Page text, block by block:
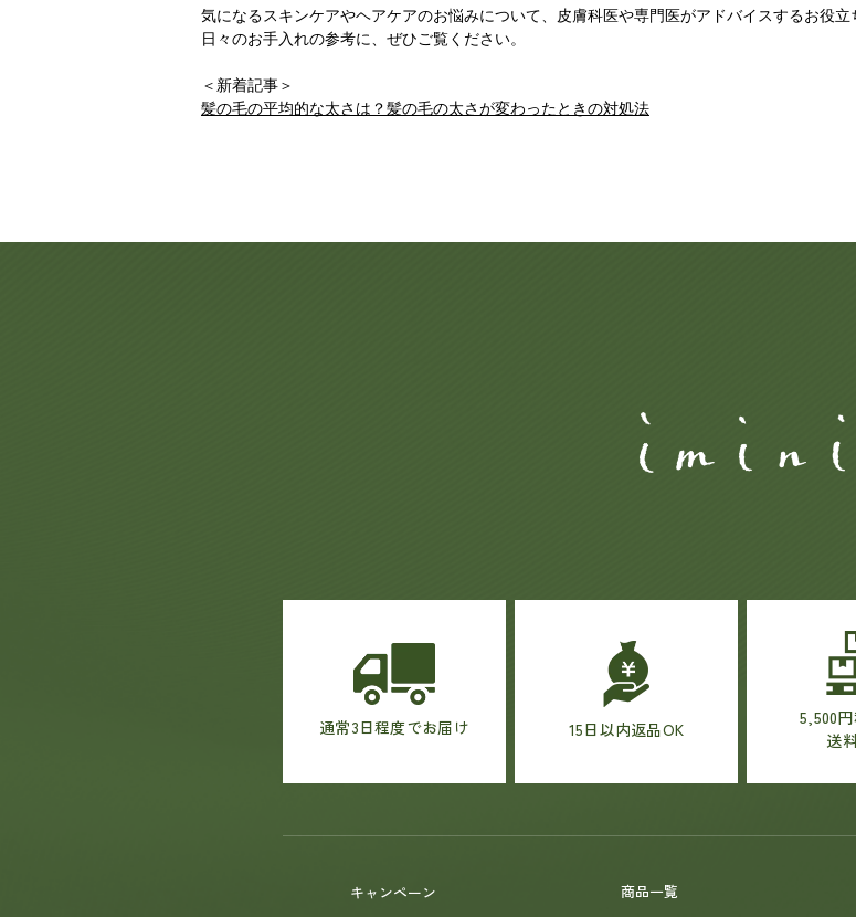
気になるスキンケアやヘアケアのお悩みについて、皮膚科医や専門医がアドバイスするお役立
日々のお手入れの参考に、ぜひご覧ください。
＜新着記事＞
髪の毛の平均的な太さは？髪の毛の太さが変わったときの対処法
通常3日程度でお届け 15日以内返品OK
5,500
送
キャンペーン
商品一覧